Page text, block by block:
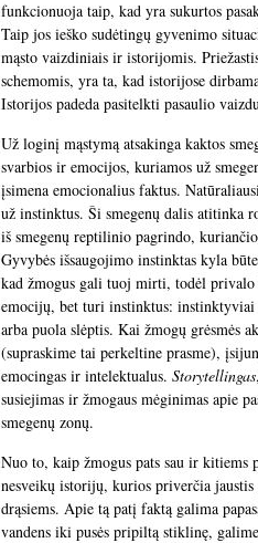
funkcionuoja taip, kad yra sukurtos
Taip jos ieško sudėtingų gyvenimo
mąsto vaizdiniais ir istorijomis.
schemomis, yra ta, kad istorijose
Istorijos padeda pasitelkti pasaulio
Už loginį mąstymą atsakinga kaktos
svarbios ir emocijos, kuriamos už
įsimena emocionalius faktus.
už instinktus. Ši smegenų dalis
iš smegenų reptilinio pagrindo,
Gyvybės išsaugojimo instinktas kyla
kad žmogus gali tuoj mirti, todėl
emocijų, bet turi instinktus: instinktyviai
arba puola slėptis. Kai žmogų grėsmės
(supraskime tai perkeltine prasme),
emocingas ir intelektualus. Storytellingas
susiejimas ir žmogaus mėginimas apie
smegenų zonų.
Nuo to, kaip žmogus pats sau ir kitiems
nesveikų istorijų, kurios priverčia
drąsiems. Apie tą patį faktą galima
vandens iki pusės pripiltą stiklinę,